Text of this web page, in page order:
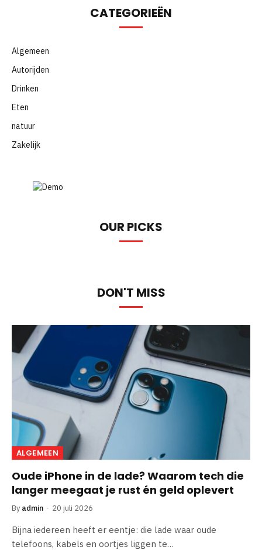
CATEGORIEËN
Algemeen
Autorijden
Drinken
Eten
natuur
Zakelijk
OUR PICKS
DON'T MISS
ALGEMEEN
Oude iPhone in de lade? Waarom tech die
langer meegaat je rust én geld oplevert
By admin 20 juli 2026
Bijna iedereen heeft er eentje: die lade waar oude
telefoons, kabels en oortjes liggen te…